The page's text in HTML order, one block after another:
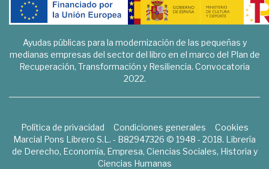
Ayudas públicas para la modernización de las pequeñas y
medianas empresas del sector del libro en el marco del Plan de
Recuperación, Transformación y Resiliencia. Convocatoria
2022.
Política de privacidad Condiciones generales
Cookies
Marcial Pons Librero S.L. - B82947326 © 1948 - 2018. Librería
de Derecho, Economía, Empresa, Ciencias Sociales, Historia y
Ciencias Humanas